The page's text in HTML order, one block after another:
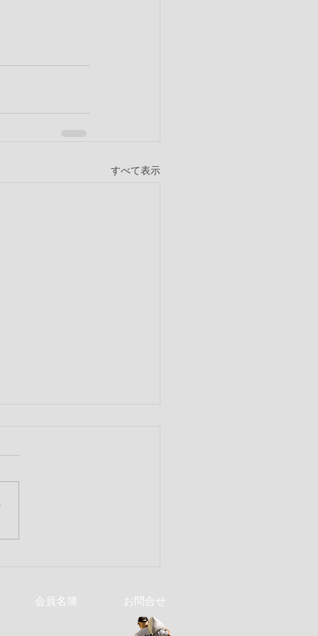
すべて表示
会員名簿 お問合せ